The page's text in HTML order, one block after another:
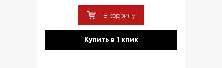
В корзину
Купить в 1 клик